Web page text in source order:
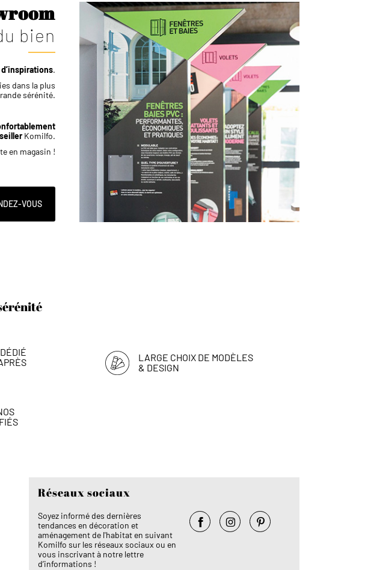
bien
.
dans la plus
sérénité.
Komilfo.
en magasin !
VOUS
LARGE CHOIX DE MODÈLES
& DESIGN
Réseaux sociaux
Soyez informé des dernières
tendances en décoration et
aménagement de l'habitat en suivant
Komilfo sur les réseaux sociaux ou en
vous inscrivant à notre lettre
d’informations !